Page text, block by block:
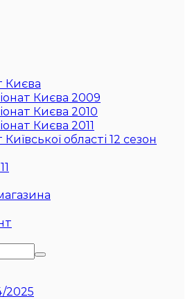
Києва
Києва 2009
Києва 2010
Києва 2011
області 12 сезон
2025